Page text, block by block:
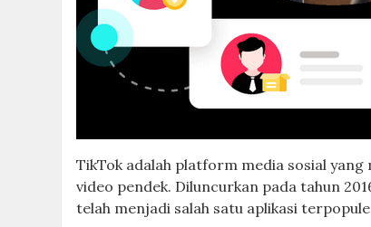
TikTok adalah platform media sosial
video pendek. Diluncurkan pada tahun
telah menjadi salah satu aplikasi